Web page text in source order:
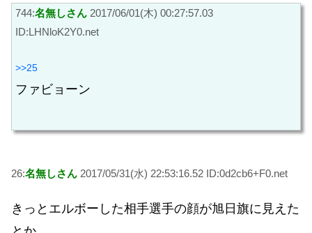
744:名無しさん 2017/06/01(木) 00:27:57.03
ID:LHNloK2Y0.net
>>25
ファビョーン
26:名無しさん 2017/05/31(水) 22:53:16.52 ID:0d2cb6+F0.net
きっとエルボーした相手選手の顔が旭日旗に見えた